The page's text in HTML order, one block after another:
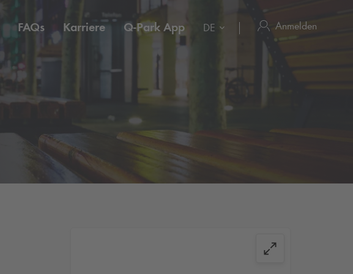
FAQs Karriere Q-Park App DE Anmelden